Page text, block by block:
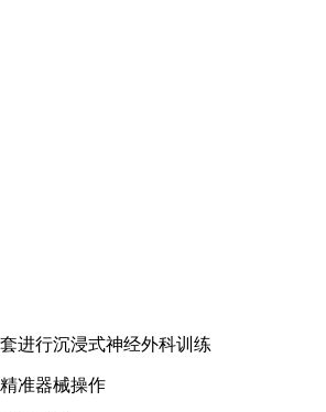
进行沉浸式神经外科训练
准器械操作